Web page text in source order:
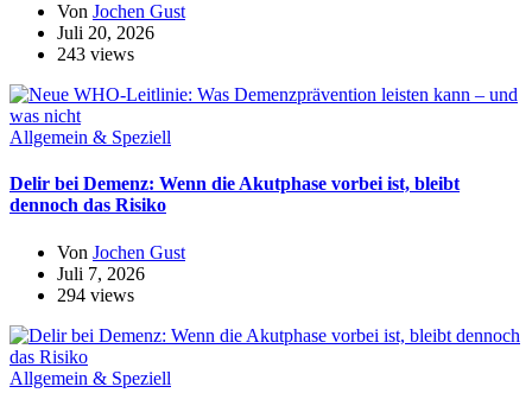
Von Jochen Gust
Juli 20, 2026
243 views
Allgemein & Speziell
Delir bei Demenz: Wenn die Akutphase vorbei ist, bleibt
dennoch das Risiko
Von Jochen Gust
Juli 7, 2026
294 views
Allgemein & Speziell